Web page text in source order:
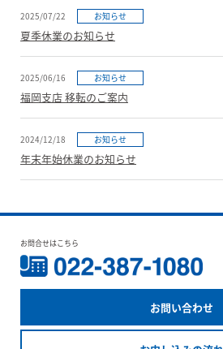
2025/07/22 お知らせ
夏季休業のお知らせ
2025/06/16 お知らせ
福岡支店 移転のご案内
2024/12/18 お知らせ
年末年始休業のお知らせ
お問合せはこちら
お問い合わせ